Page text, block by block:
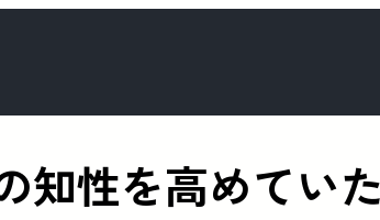
知性を高めてい